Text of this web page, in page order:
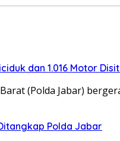
dan 1.016 Motor
(Polda Jabar)
Polda Jabar